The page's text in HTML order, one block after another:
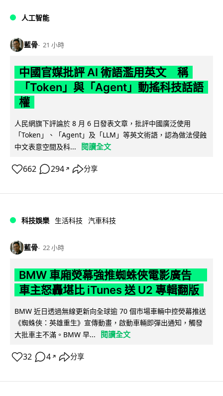
人工智能
藍骨 21 小時
中國官媒批評 AI 術語濫用英文 稱
「Token」與「Agent」動搖科技話語
權
人民網旗下評論於 8 月 6 日發表文章，批評中國廣泛使用
「Token」、「Agent」及「LLM」等英文術語，認為做法侵蝕
中文表意空間及科...
閱讀全文
662 294 ↗ 分享
科技娛樂 生活科技 汽車科技
藍骨 22 小時
BMW 車廂熒幕強推蜘蛛俠電影廣告
車主怒轟堪比 iTunes 送 U2 專輯翻版
BMW 近日透過無線更新向全球逾 70 個市場車輛中控熒幕推送
《蜘蛛俠：英雄重生》宣傳動畫，啟動車輛即彈出通知，觸發
大批車主不滿。BMW 早...
閱讀全文
32 4 ↗ 分享